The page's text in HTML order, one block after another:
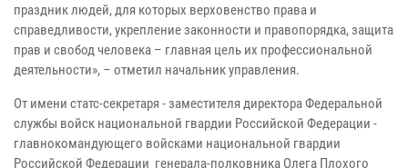
праздник людей, для которых верховенство права и
справедливости, укрепление законности и правопорядка, защита
прав и свобод человека – главная цель их профессиональной
деятельности», – отметил начальник управления.
От имени статс-секретаря - заместителя директора Федеральной
службы войск национальной гвардии Российской Федерации -
главнокомандующего войсками национальной гвардии
Российской Федерации генерала-полковника Олега Плохого